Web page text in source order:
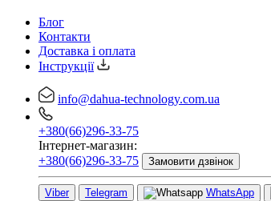
Блог
Контакти
Доставка і оплата
Інструкції
info@dahua-technology.com.ua
+380(66)296-33-75
Інтернет-магазин:
+380(66)296-33-75
Замовити дзвінок
Viber Telegram WhatsApp